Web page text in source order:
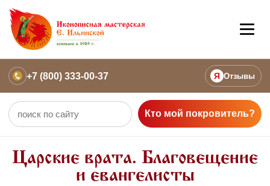
+7 (800) 333-00-37 Я Отзывы
Кто мой покровитель?
Царские врата. Благовещение
и евангелисты